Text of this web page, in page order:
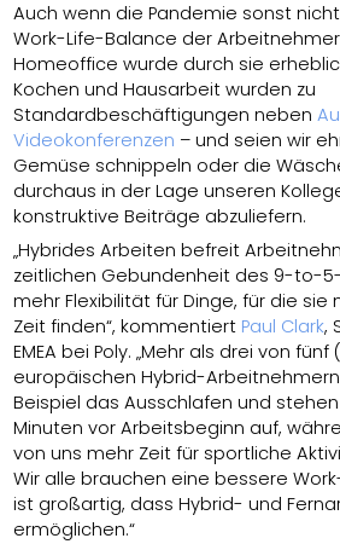
Auch wenn die Pandemie sonst
Work-Life-Balance der
Homeoffice wurde durch sie
Kochen und Hausarbeit wurden zu
Standardbeschäftigungen neben
Videokonferenzen – und seien wir
Gemüse schnippeln oder die
durchaus in der Lage unseren
konstruktive Beiträge abzuliefern.
„Hybrides Arbeiten befreit
zeitlichen Gebundenheit des 9-to-
mehr Flexibilität für Dinge, für die sie
Zeit finden“, kommentiert Paul Clark,
EMEA bei Poly. „Mehr als drei von fünf
europäischen Hybrid-
Beispiel das Ausschlafen und
Minuten vor Arbeitsbeginn auf,
von uns mehr Zeit für sportliche
Wir alle brauchen eine bessere
ist großartig, dass Hybrid- und
ermöglichen.“